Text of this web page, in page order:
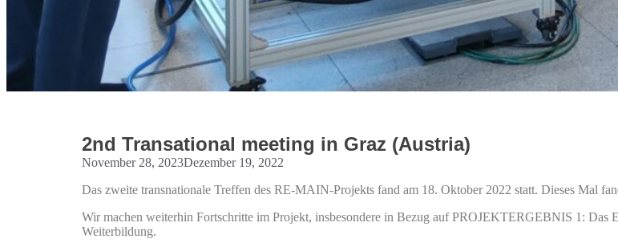
2nd Transational meeting in Graz (Austria)
November 28, 2023Dezember 19, 2022
Das zweite transnationale Treffen des RE-MAIN-Projekts fand am 18. Oktober 2022 statt. Dieses Mal
Wir machen weiterhin Fortschritte im Projekt, insbesondere in Bezug auf PROJEKTERGEBNIS 1:
Weiterbildung.